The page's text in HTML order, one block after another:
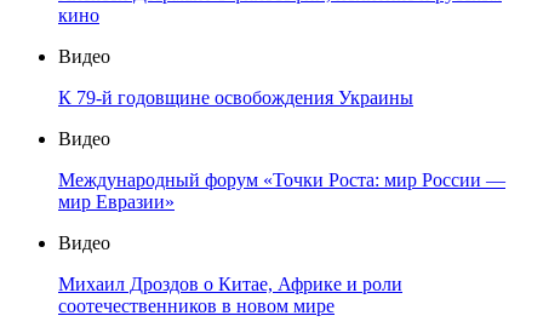
кино
Видео
К 79-й годовщине освобождения Украины
Видео
Международный форум «Точки Роста: мир России —
мир Евразии»
Видео
Михаил Дроздов о Китае, Африке и роли
соотечественников в новом мире